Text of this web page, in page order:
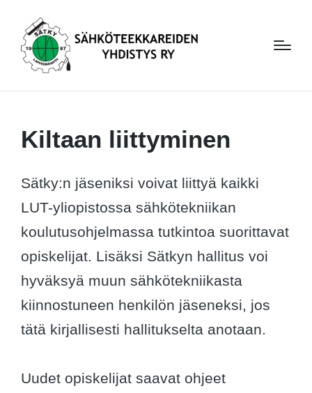
Kiltaan liittyminen
Sätky:n jäseniksi voivat liittyä kaikki
LUT-yliopistossa sähkötekniikan
koulutusohjelmassa tutkintoa suorittavat
opiskelijat. Lisäksi Sätkyn hallitus voi
hyväksyä muun sähkötekniikasta
kiinnostuneen henkilön jäseneksi, jos
tätä kirjallisesti hallitukselta anotaan.
Uudet opiskelijat saavat ohjeet